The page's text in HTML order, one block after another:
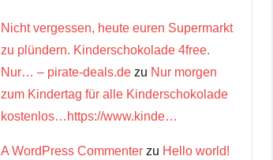
Nicht vergessen, heute euren Supermarkt
zu plündern. Kinderschokolade 4free.
Nur… – pirate-deals.de zu Nur morgen
zum Kindertag für alle Kinderschokolade
kostenlos…https://www.kinde…
A WordPress Commenter zu Hello world!